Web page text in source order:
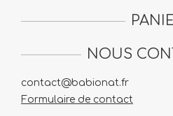
NOUS
contact@babionat.fr
Formulaire de contact